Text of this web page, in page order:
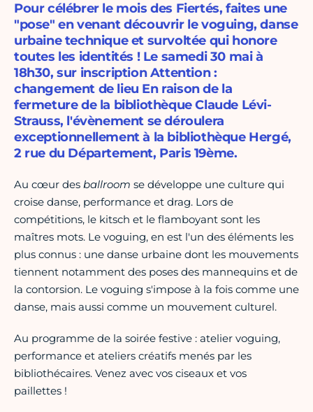
Pour célébrer le mois des Fiertés, faites une
"pose" en venant découvrir le voguing, danse
urbaine technique et survoltée qui honore
toutes les identités ! Le samedi 30 mai à
18h30, sur inscription Attention :
changement de lieu En raison de la
fermeture de la bibliothèque Claude Lévi-
Strauss, l'évènement se déroulera
exceptionnellement à la bibliothèque Hergé,
2 rue du Département, Paris 19ème.
Au cœur des ballroom se développe une culture qui
croise danse, performance et drag. Lors de
compétitions, le kitsch et le flamboyant sont les
maîtres mots. Le voguing, en est l'un des éléments les
plus connus : une danse urbaine dont les mouvements
tiennent notamment des poses des mannequins et de
la contorsion. Le voguing s'impose à la fois comme une
danse, mais aussi comme un mouvement culturel.
Au programme de la soirée festive : atelier voguing,
performance et ateliers créatifs menés par les
bibliothécaires. Venez avec vos ciseaux et vos
paillettes !